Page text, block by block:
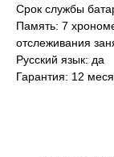
Срок службы
Память: 7
отслеживания
Русский язык: да
Гарантия: 12